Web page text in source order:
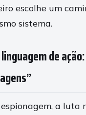
escolhe um
sistema.
de
a luta